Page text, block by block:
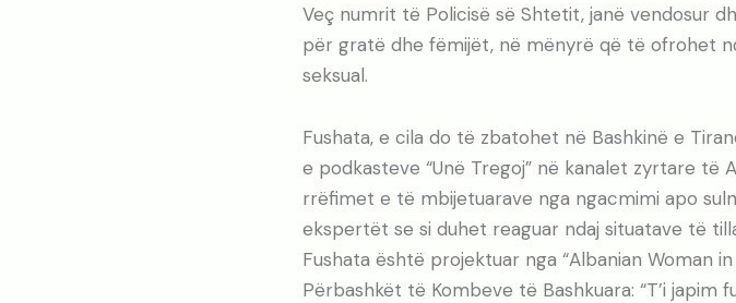
Veç numrit të Policisë së Shtetit, janë vendosur
për gratë dhe fëmijët, në mënyrë që të ofrohet
seksual.
Fushata, e cila do të zbatohet në Bashkinë e
e podkasteve “Unë Tregoj” në kanalet zyrtare të
rrëfimet e të mbijetuarave nga ngacmimi apo
ekspertët se si duhet reaguar ndaj situatave të
Fushata është projektuar nga “Albanian Woman
Përbashkët të Kombeve të Bashkuara: “T’i japim